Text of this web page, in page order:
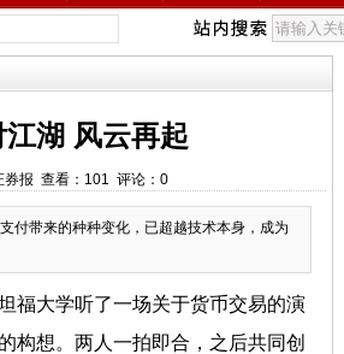
湖 风云再起
报 查看： 101 评论： 0
付带来的种种变化，已超越技术本身，成为
福大学听了一场关于货币交易的演
构想。两人一拍即合，之后共同创